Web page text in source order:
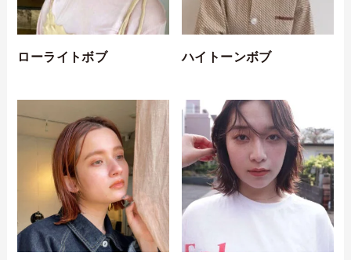
ローライトボブ ハイトーンボブ